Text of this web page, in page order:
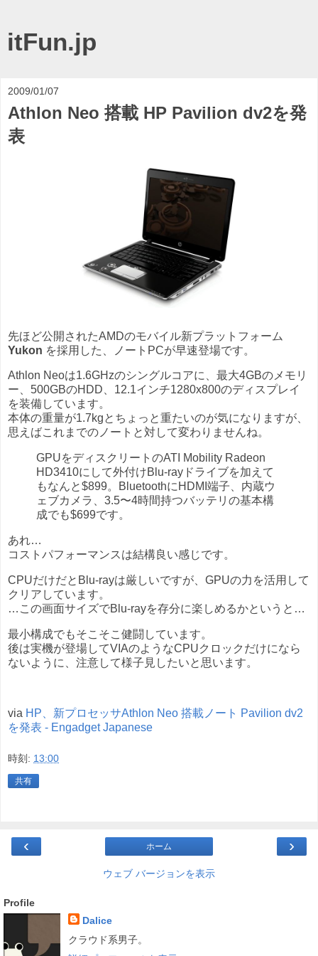
itFun.jp
2009/01/07
Athlon Neo 搭載 HP Pavilion dv2を発
表
先ほど公開されたAMDのモバイル新プラットフォーム
Yukon を採用した、ノートPCが早速登場です。
Athlon Neoは1.6GHzのシングルコアに、最大4GBのメモリ
ー、500GBのHDD、12.1インチ1280x800のディスプレイ
を装備しています。
本体の重量が1.7kgとちょっと重たいのが気になりますが、
思えばこれまでのノートと対して変わりませんね。
GPUをディスクリートのATI Mobility Radeon
HD3410にして外付けBlu-rayドライブを加えて
もなんと$899。BluetoothにHDMI端子、内蔵ウ
ェブカメラ、3.5〜4時間持つバッテリの基本構
成でも$699です。
あれ…
コストパフォーマンスは結構良い感じです。
CPUだけだとBlu-rayは厳しいですが、GPUの力を活用して
クリアしています。
…この画面サイズでBlu-rayを存分に楽しめるかというと…
最小構成でもそこそこ健闘しています。
後は実機が登場してVIAのようなCPUクロックだけになら
ないように、注意して様子見したいと思います。
via HP、新プロセッサAthlon Neo 搭載ノート Pavilion dv2
を発表 - Engadget Japanese
時刻: 13:00
共有
‹ ›
ホーム
ウェブ バージョンを表示
Profile
Dalice
クラウド系男子。